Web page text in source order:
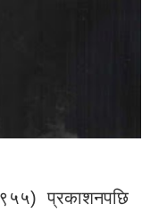
प्रकाशनपछि